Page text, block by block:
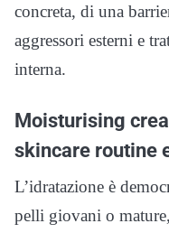
concreta, di una
aggressori esterni e
interna.
Moisturising
skincare routine
L’idratazione è
pelli giovani o